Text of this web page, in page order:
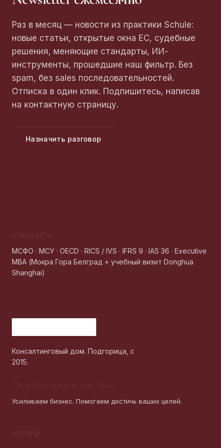
Раз в месяц — новости из практики Schule:
новые статьи, открытые окна ЕС, судебные
решения, меняющие стандарты, ИИ-
инструменты, прошедшие наш фильтр. Без
spam, без sales последовательностей.
Отписка в один клик. Подпишитесь, написав
на контактную страницу.
Назначить разговор
СТАНДАРТЫ
МСФО · МСУ · OECD · RICS / IVS · IFRS 9 · IAS 36 · Executive
MBA (Мокра Гора Белград + учебный визит Donghua
Shanghai)
Консалтинговый дом. Подгорица, с
2015.
Пусть будет то, чего не может быть.
Усиливаем бизнес. Помогаем достичь ваших целей.
УСЛУГИ